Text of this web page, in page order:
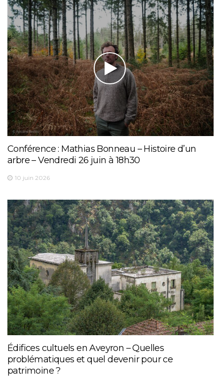
Conférence : Mathias Bonneau – Histoire d’un
arbre – Vendredi 26 juin à 18h30
10 juin 2026
Édifices cultuels en Aveyron – Quelles
problématiques et quel devenir pour ce
patrimoine ?